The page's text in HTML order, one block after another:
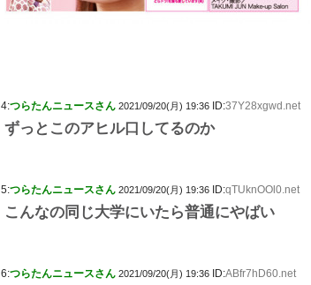
4:つらたんニュースさん 2021/09/20(月) 19:36 ID:37Y28xgwd.net
ずっとこのアヒル口してるのか
5:つらたんニュースさん 2021/09/20(月) 19:36 ID:qTUknOOl0.net
こんなの同じ大学にいたら普通にやばい
6:つらたんニュースさん 2021/09/20(月) 19:36 ID:ABfr7hD60.net